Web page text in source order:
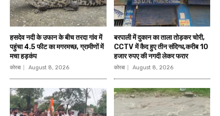
हसदेव नदी के उफान के बीच तरदा गांव में
पहुंचा 4.5 फीट का मगरमच्छ, ग्रामीणों में
मचा हड़कंप
कोरबा August 8, 2026
बरपाली में दुकान का ताला तोड़कर चोरी,
CCTV में कैद हुए तीन संदिग्ध,करीब 10
हजार रुपए की नगदी लेकर फरार
कोरबा August 8, 2026